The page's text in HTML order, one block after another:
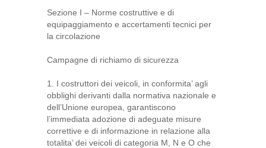
Sezione I – Norme costruttive e di
equipaggiamento e accertamenti tecnici per
la circolazione
Campagne di richiamo di sicurezza
1. I costruttori dei veicoli, in conformita’ agli
obblighi derivanti dalla normativa nazionale e
dell’Unione europea, garantiscono
l’immediata adozione di adeguate misure
correttive e di informazione in relazione alla
totalita’ dei veicoli di categoria M, N e O che